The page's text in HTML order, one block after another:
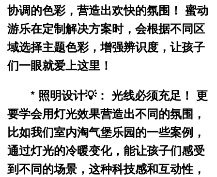
协调的色彩，营造出欢快的氛围！ 蜜动
游乐在定制解决方案时，会根据不同区
域选择主题色彩，增强辨识度，让孩子
们一眼就爱上这里！
* 照明设计💡： 光线必须充足！ 更
要学会用灯光效果营造出不同的氛围，
比如我们室内淘气堡乐园的一些案例，
通过灯光的冷暖变化，能让孩子们感受
到不同的场景，这种科技感和互动性，